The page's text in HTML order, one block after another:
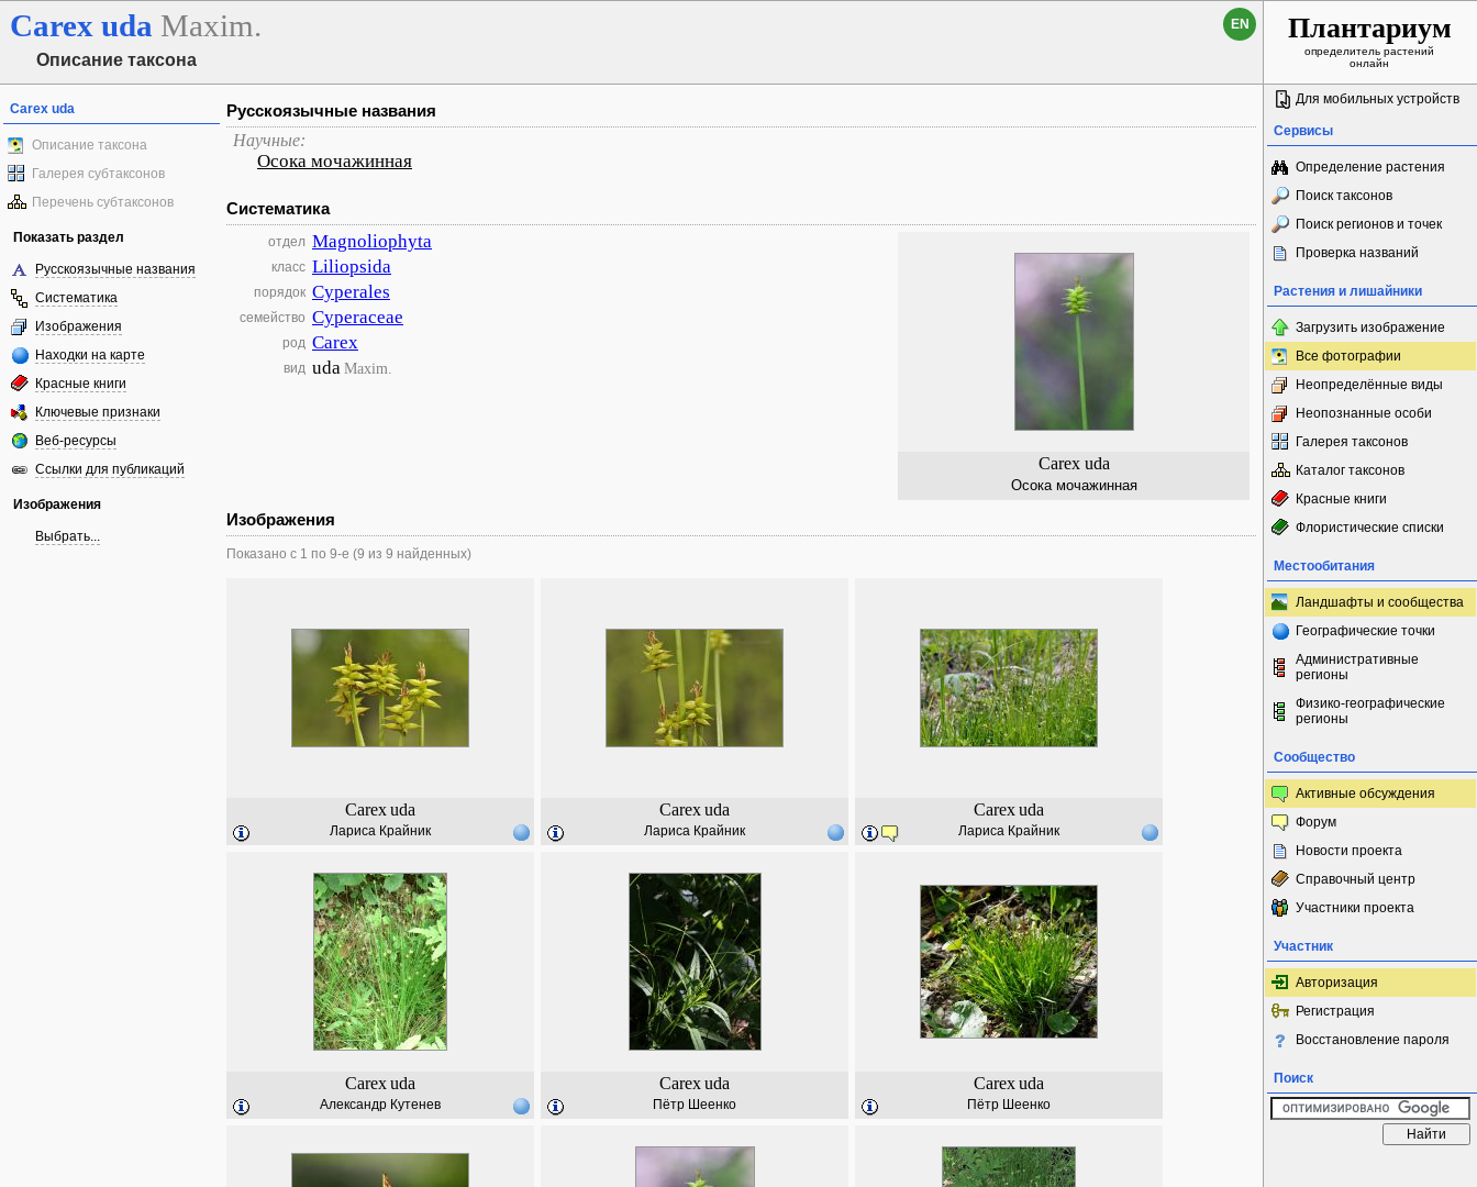
Carex uda Maxim.
Описание таксона
EN Плантариум
определитель растений
онлайн
Carex uda
Описание таксона
Галерея субтаксонов
Перечень субтаксонов
Показать раздел
Русскоязычные названия
Систематика
Изображения
Находки на карте
Красные книги
Ключевые признаки
Веб-ресурсы
Ссылки для публикаций
Изображения
Выбрать...
Русскоязычные названия
Научные:
Осока мочажинная
Систематика
Carex uda
Осока мочажинная
отдел Magnoliophyta
класс Liliopsida
порядок Cyperales
семейство Cyperaceae
род Carex
вид udaMaxim.
Изображения
Показано с 1 по 9-е (9 из 9 найденных)
Carexuda
Лариса Крайник
Carexuda
Лариса Крайник
Carexuda
Лариса Крайник
Carexuda
Александр Кутенев
Carexuda
Пётр Шеенко
Carexuda
Пётр Шеенко
Для мобильных устройств
Сервисы
Определение растения
Поиск таксонов
Поиск регионов и точек
Проверка названий
Растения и лишайники
Загрузить изображение
Все фотографии
Неопределённые виды
Неопознанные особи
Галерея таксонов
Каталог таксонов
Красные книги
Флористические списки
Местообитания
Ландшафты и сообщества
Географические точки
Административные
регионы
Физико-географические
регионы
Сообщество
Активные обсуждения
Форум
Новости проекта
Справочный центр
Участники проекта
Участник
Авторизация
Регистрация
Восстановление пароля
Поиск